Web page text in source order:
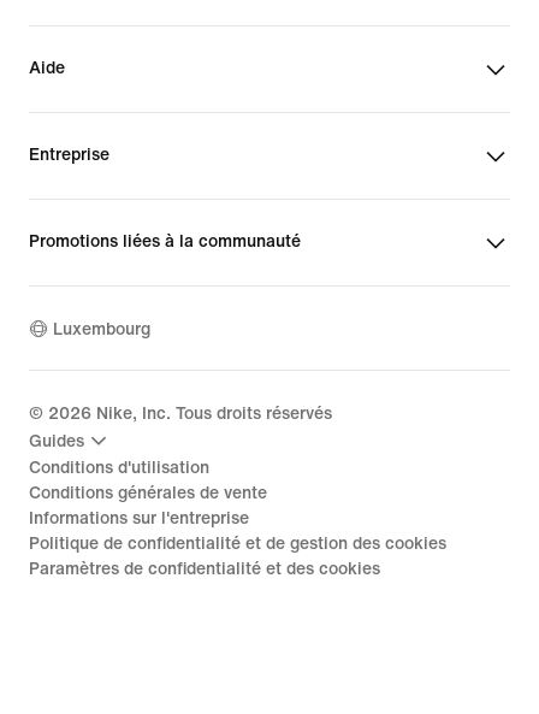
Aide
Entreprise
Promotions liées à la communauté
Luxembourg
© 2026 Nike, Inc. Tous droits réservés
Guides
Conditions d'utilisation
Conditions générales de vente
Informations sur l'entreprise
Politique de confidentialité et de gestion des cookies
Paramètres de confidentialité et des cookies